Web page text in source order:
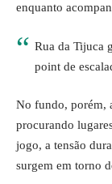
enquanto
Rua da Tijuca
point de
No fundo, porém,
procurando
jogo, a tensão
surgem em torno